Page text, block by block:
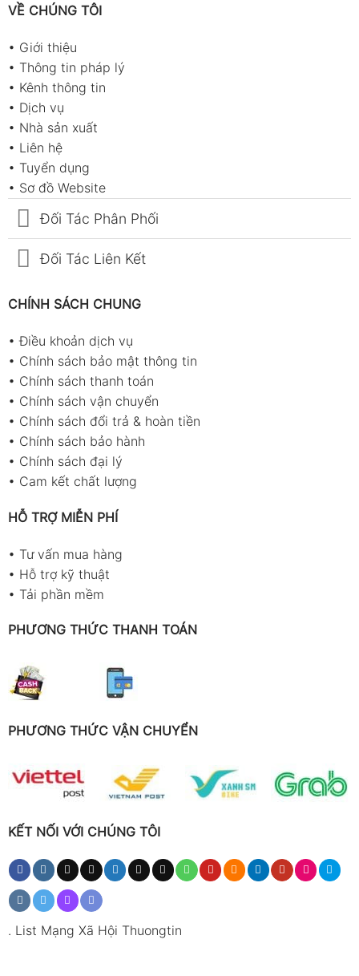
VỀ CHÚNG TÔI
• Giới thiệu
• Thông tin pháp lý
• Kênh thông tin
• Dịch vụ
• Nhà sản xuất
• Liên hệ
• Tuyển dụng
• Sơ đồ Website
Đối Tác Phân Phối
Đối Tác Liên Kết
CHÍNH SÁCH CHUNG
•Điều khoản dịch vụ
• Chính sách bảo mật thông tin
• Chính sách thanh toán
• Chính sách vận chuyển
• Chính sách đổi trả & hoàn tiền
• Chính sách bảo hành
• Chính sách đại lý
• Cam kết chất lượng
HỖ TRỢ MIỄN PHÍ
• Tư vấn mua hàng
• Hỗ trợ kỹ thuật
• Tải phần mềm
PHƯƠNG THỨC THANH TOÁN
PHƯƠNG THỨC VẬN CHUYỂN
KẾT NỐI VỚI CHÚNG TÔI
. List Mạng Xã Hội Thuongtin